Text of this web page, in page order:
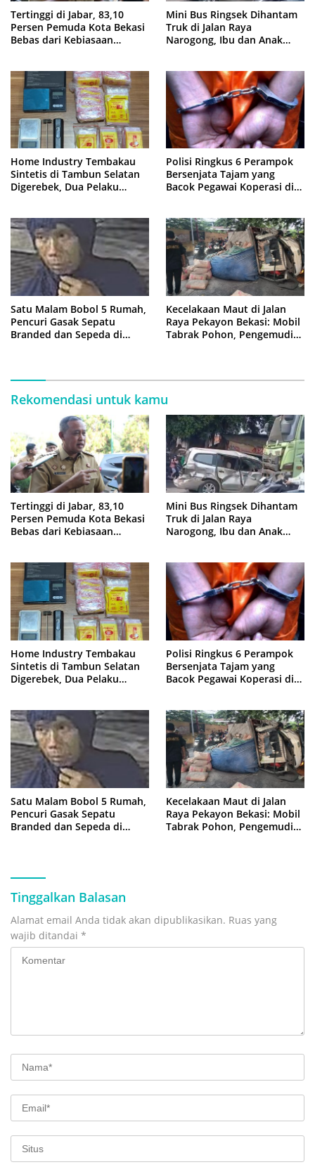
Tertinggi di Jabar, 83,10
Persen Pemuda Kota Bekasi
Bebas dari Kebiasaan
Mini Bus Ringsek Dihantam
Truk di Jalan Raya
Narogong, Ibu dan Anak
Home Industry Tembakau
Sintetis di Tambun Selatan
Digerebek, Dua Pelaku
Polisi Ringkus 6 Perampok
Bersenjata Tajam yang
Bacok Pegawai Koperasi di
Satu Malam Bobol 5 Rumah,
Pencuri Gasak Sepatu
Branded dan Sepeda di
Kecelakaan Maut di Jalan
Raya Pekayon Bekasi: Mobil
Tabrak Pohon, Pengemudi
Rekomendasi untuk kamu
Tertinggi di Jabar, 83,10
Persen Pemuda Kota Bekasi
Bebas dari Kebiasaan
Mini Bus Ringsek Dihantam
Truk di Jalan Raya
Narogong, Ibu dan Anak
Home Industry Tembakau
Sintetis di Tambun Selatan
Digerebek, Dua Pelaku
Polisi Ringkus 6 Perampok
Bersenjata Tajam yang
Bacok Pegawai Koperasi di
Satu Malam Bobol 5 Rumah,
Pencuri Gasak Sepatu
Branded dan Sepeda di
Kecelakaan Maut di Jalan
Raya Pekayon Bekasi: Mobil
Tabrak Pohon, Pengemudi
Tinggalkan Balasan
Alamat email Anda tidak akan dipublikasikan. Ruas yang
wajib ditandai *